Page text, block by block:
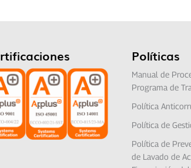
Políticas
Manual de
Programa de
Política
Política de
Política de
de Lavado de